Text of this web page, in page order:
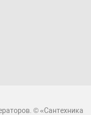
© «Сантехника